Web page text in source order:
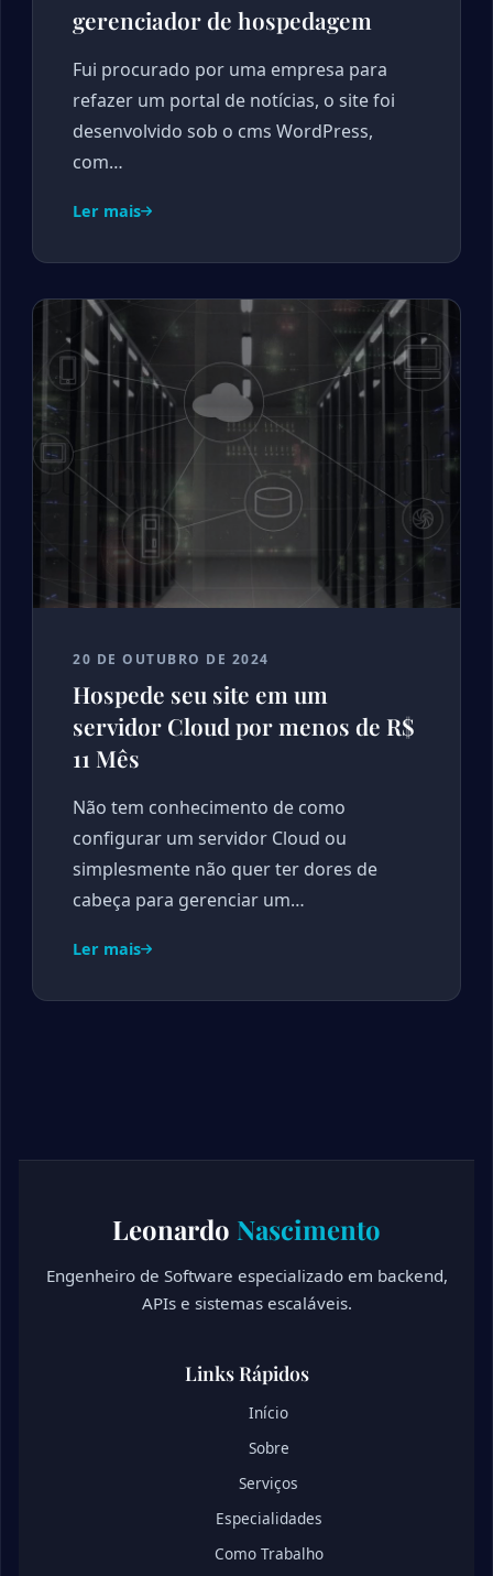
gerenciador de hospedagem
Fui procurado por uma empresa para
refazer um portal de notícias, o site foi
desenvolvido sob o cms WordPress,
com…
Ler mais
20 DE OUTUBRO DE 2024
Hospede seu site em um
servidor Cloud por menos de R$
11 Mês
Não tem conhecimento de como
configurar um servidor Cloud ou
simplesmente não quer ter dores de
cabeça para gerenciar um…
Ler mais
Leonardo Nascimento
Engenheiro de Software especializado em backend,
APIs e sistemas escaláveis.
Links Rápidos
Início
Sobre
Serviços
Especialidades
Como Trabalho